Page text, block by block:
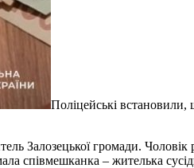
Поліцейські
Залозецької громади.
співмешканка – жителька